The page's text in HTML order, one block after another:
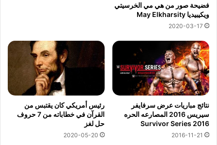
فضيحة صور من هي مي الخرسيتي
ويكيبيديا May Elkharsity
2020-03-17
نتائج مباريات عرض سرفايفر
سيريس 2016 المصارعه الحره
Survivor Series 2016
2016-11-21
رئيس أمريكي كان يقتبس من
القرآن في خطاباته من 7 حروف
حل لغز
2020-05-20